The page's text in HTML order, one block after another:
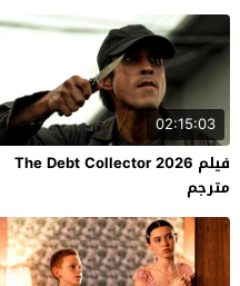
02:15:03
فيلم The Debt Collector 2026
مترجم